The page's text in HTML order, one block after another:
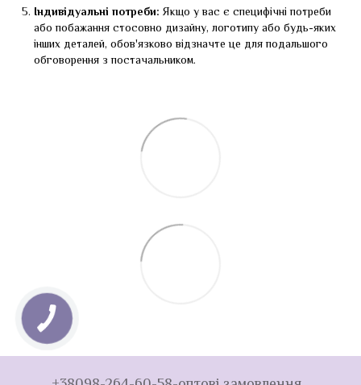
Індивідуальні потреби: Якщо у вас є специфічні потреби
або побажання стосовно дизайну, логотипу або будь-яких
інших деталей, обов'язково відзначте це для подальшого
обговорення з постачальником.